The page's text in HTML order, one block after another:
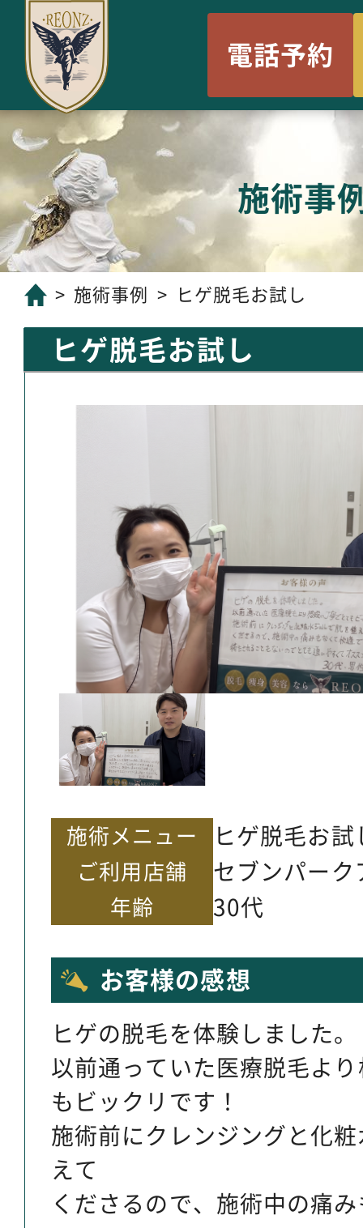
電話予約
施術事
施術事例 ヒゲ脱毛お試し
ヒゲ脱毛お試し
施術メニュー ヒゲ脱毛お試
ご利用店舗 セブンパー
年齢 30代
お客様の感想
ヒゲの脱毛を体験しました。
以前通っていた医療脱毛よ
もビックリです！
施術前にクレンジングと化
えて
くださるので、施術中の痛